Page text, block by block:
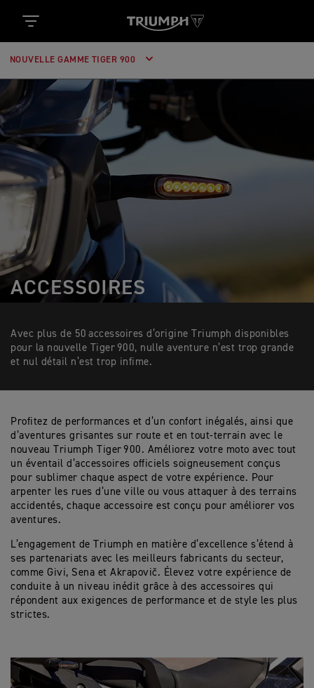
NOUVELLE GAMME TIGER 900
ACCESSOIRES
Avec plus de 50 accessoires d’origine Triumph disponibles
pour la nouvelle Tiger 900, nulle aventure n’est trop grande
et nul détail n’est trop infime.
Profitez de performances et d’un confort inégalés, ainsi que
d’aventures grisantes sur route et en tout-terrain avec le
nouveau Triumph Tiger 900. Améliorez votre moto avec tout
un éventail d’accessoires officiels soigneusement conçus
pour sublimer chaque aspect de votre expérience. Pour
arpenter les rues d’une ville ou vous attaquer à des terrains
accidentés, chaque accessoire est conçu pour améliorer vos
aventures.
L’engagement de Triumph en matière d’excellence s’étend à
ses partenariats avec les meilleurs fabricants du secteur,
comme Givi, Sena et Akrapovič. Élevez votre expérience de
conduite à un niveau inédit grâce à des accessoires qui
répondent aux exigences de performance et de style les plus
strictes.